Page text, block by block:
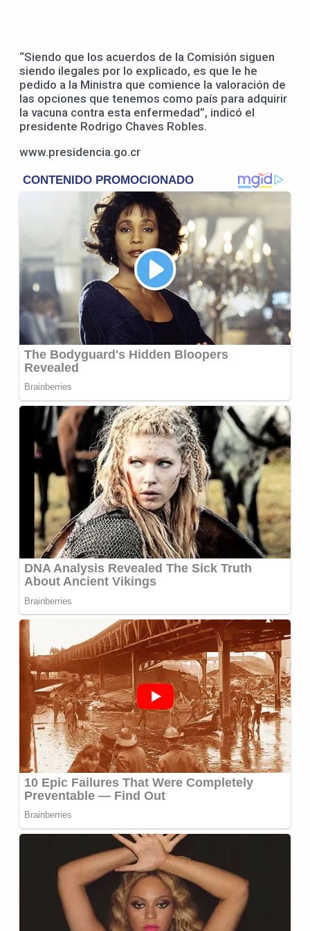
“Siendo que los acuerdos de la Comisión siguen
siendo ilegales por lo explicado, es que le he
pedido a la Ministra que comience la valoración de
las opciones que tenemos como país para adquirir
la vacuna contra esta enfermedad”, indicó el
presidente Rodrigo Chaves Robles.
www.presidencia.go.cr